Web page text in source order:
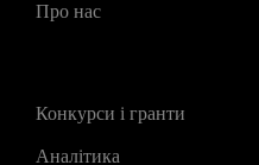
Про нас
Конкурси і гранти
Аналітика